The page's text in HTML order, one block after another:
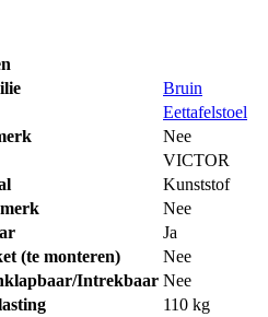
Bruin
Eettafelstoel
Nee
VICTOR
Kunststof
Nee
Ja
(te monteren)
Nee
Intrekbaar Nee
110 kg